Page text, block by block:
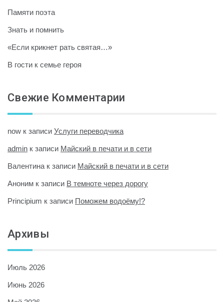
Памяти поэта
Знать и помнить
«Если крикнет рать святая…»
В гости к семье героя
Свежие Комментарии
now к записи Услуги переводчика
admin к записи Майский в печати и в сети
Валентинак записи Майский в печати и в сети
Аноним к записи В темноте через дорогу
Principium к записи Поможем водоёму!?
Архивы
Июль 2026
Июнь 2026